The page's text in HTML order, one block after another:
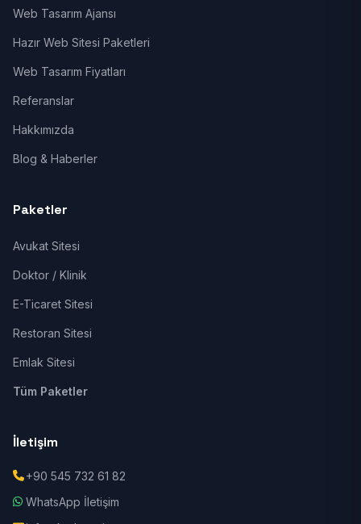
Web Tasarım Ajansı
Hazır Web Sitesi Paketleri
Web Tasarım Fiyatları
Referanslar
Hakkımızda
Blog & Haberler
Paketler
Avukat Sitesi
Doktor / Klinik
E-Ticaret Sitesi
Restoran Sitesi
Emlak Sitesi
Tüm Paketler
İletişim
+90 545 732 61 82
WhatsApp İletişim